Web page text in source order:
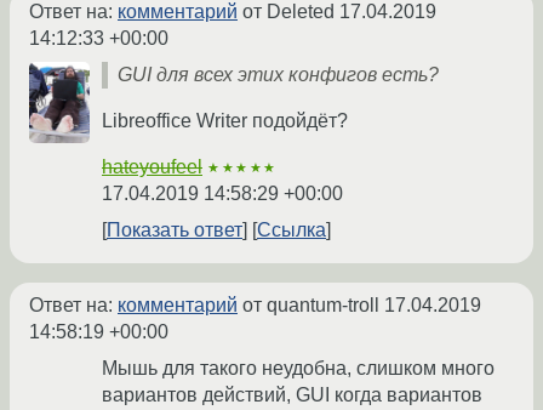
Ответ на: комментарий от Deleted 17.04.2019
14:12:33 +00:00
GUI для всех этих конфигов есть?
Libreoffice Writer подойдёт?
hateyoufeel ★★★★★
17.04.2019 14:58:29 +00:00
Показать ответ
Ссылка
Ответ на: комментарий от quantum-troll 17.04.2019
14:58:19 +00:00
Мышь для такого неудобна, слишком много
вариантов действий, GUI когда вариантов